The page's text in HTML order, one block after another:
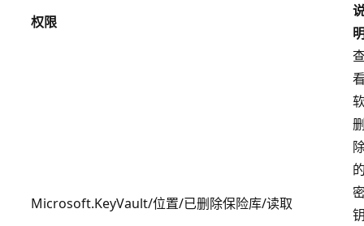
权限
Microsoft.KeyVault/位置/已删除保险库/读取